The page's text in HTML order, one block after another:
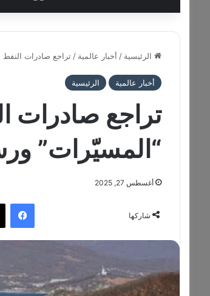
الرئيسية / أخبار عالمية / تراجع صادرات
أخبار عالمية الرئيسية
تراجع صادرات
“المسيّرات”
أغسطس 27, 2025
شاركها
فيسبوك